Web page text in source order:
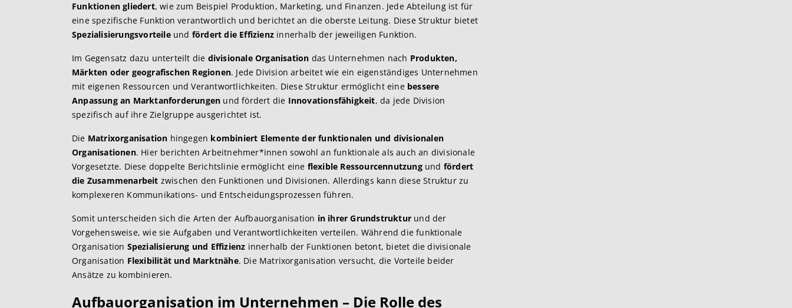
Funktionen gliedert, wie zum Beispiel Produktion, Marketing, und Finanzen. Jede Abteilung ist für
eine spezifische Funktion verantwortlich und berichtet an die oberste Leitung. Diese Struktur bietet
Spezialisierungsvorteileund fördert die Effizienz innerhalb der jeweiligen Funktion.
Im Gegensatz dazu unterteilt die divisionale Organisation das Unternehmen nach Produkten,
Märkten oder geografischen Regionen. Jede Division arbeitet wie ein eigenständiges Unternehmen
mit eigenen Ressourcen und Verantwortlichkeiten. Diese Struktur ermöglicht eine bessere
Anpassung an Marktanforderungen und fördert die Innovationsfähigkeit, da jede Division
spezifisch auf ihre Zielgruppe ausgerichtet ist.
Die Matrixorganisation hingegen kombiniert Elemente der funktionalen und divisionalen
Organisationen. Hier berichten Arbeitnehmer*innen sowohl an funktionale als auch an divisionale
Vorgesetzte. Diese doppelte Berichtslinie ermöglicht eine flexible Ressourcennutzungund fördert
die Zusammenarbeit zwischen den Funktionen und Divisionen. Allerdings kann diese Struktur zu
komplexeren Kommunikations- und Entscheidungsprozessen führen.
Somit unterscheiden sich die Arten der Aufbauorganisation in ihrer Grundstruktur und der
Vorgehensweise, wie sie Aufgaben und Verantwortlichkeiten verteilen. Während die funktionale
Organisation Spezialisierung und Effizienz innerhalb der Funktionen betont, bietet die divisionale
Organisation Flexibilität und Marktnähe. Die Matrixorganisation versucht, die Vorteile beider
Ansätze zu kombinieren.
Aufbauorganisation im Unternehmen – Die Rolle des